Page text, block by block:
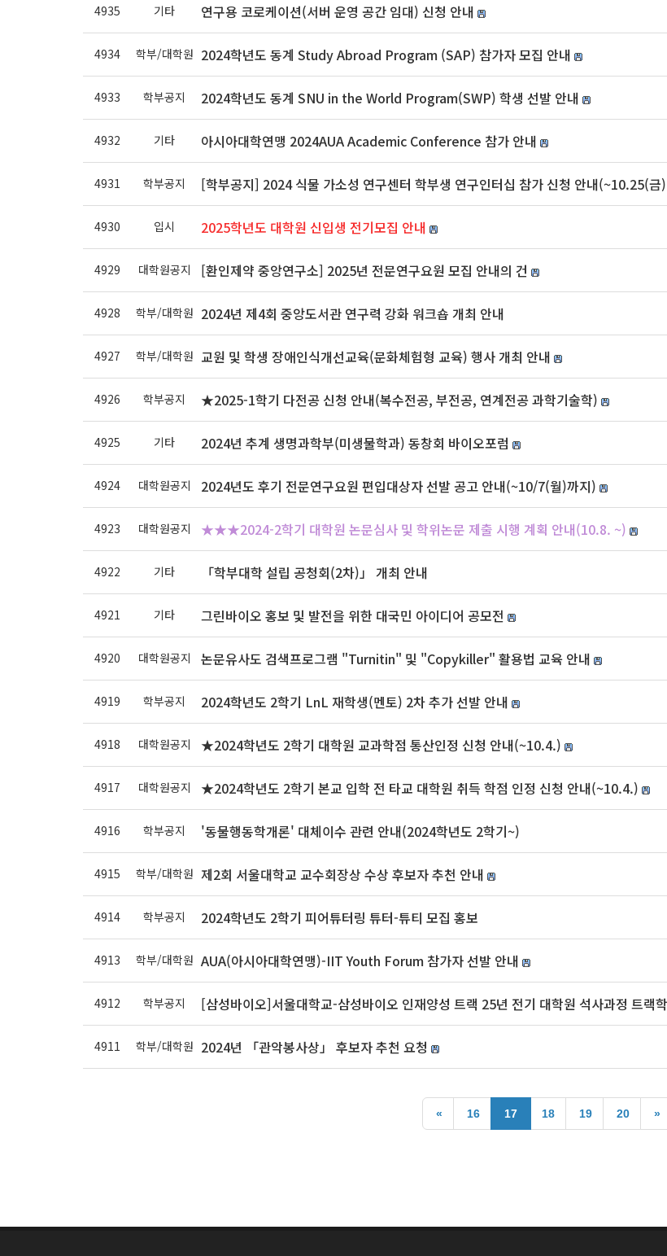
4935 기타 연구용 코로케이션(서버 운영 공간 임대) 신청 안내
4934 학부/대학원 2024학년도 동계 Study Abroad Program (SAP) 참가자 모집 안내
4933 학부공지 2024학년도 동계 SNU in the World Program(SWP) 학생 선발 안내
4932 기타 아시아대학연맹 2024AUA Academic Conference 참가 안내
4931 학부공지 [학부공지] 2024 식물 가소성 연구센터 학부생 연구인터십 참가 신청 안내(~10.25(금
4930 입시 2025학년도 대학원 신입생 전기모집 안내
4929 대학원공지 [환인제약 중앙연구소] 2025년 전문연구요원 모집 안내의 건
4928 학부/대학원 2024년 제4회 중앙도서관 연구력 강화 워크숍 개최 안내
4927 학부/대학원 교원 및 학생 장애인식개선교육(문화체험형 교육) 행사 개최 안내
4926 학부공지 ★2025-1학기 다전공 신청 안내(복수전공, 부전공, 연계전공 과학기술학)
4925 기타 2024년 추계 생명과학부(미생물학과) 동창회 바이오포럼
4924 대학원공지 2024년도 후기 전문연구요원 편입대상자 선발 공고 안내(~10/7(월)까지)
4923 대학원공지 ★★★2024-2학기 대학원 논문심사 및 학위논문 제출 시행 계획 안내(10.8. ~)
4922 기타 「학부대학 설립 공청회(2차)」 개최 안내
4921 기타 그린바이오 홍보 및 발전을 위한 대국민 아이디어 공모전
4920 대학원공지 논문유사도 검색프로그램 "Turnitin" 및 "Copykiller" 활용법 교육 안내
4919 학부공지 2024학년도 2학기 LnL 재학생(멘토) 2차 추가 선발 안내
4918 대학원공지 ★2024학년도 2학기 대학원 교과학점 통산인정 신청 안내(~10.4.)
4917 대학원공지 ★2024학년도 2학기 본교 입학 전 타교 대학원 취득 학점 인정 신청 안내(~10.4.)
4916 학부공지 '동물행동학개론' 대체이수 관련 안내(2024학년도 2학기~)
4915 학부/대학원 제2회 서울대학교 교수회장상 수상 후보자 추천 안내
4914 학부공지 2024학년도 2학기 피어튜터링 튜터-튜티 모집 홍보
4913 학부/대학원 AUA(아시아대학연맹)-IIT Youth Forum 참가자 선발 안내
4912 학부공지 [삼성바이오]서울대학교-삼성바이오 인재양성 트랙 25년 전기 대학원 석사과정 트랙
4911 학부/대학원 2024년 「관악봉사상」 후보자 추천 요청
« 16 17 18 19 20 »